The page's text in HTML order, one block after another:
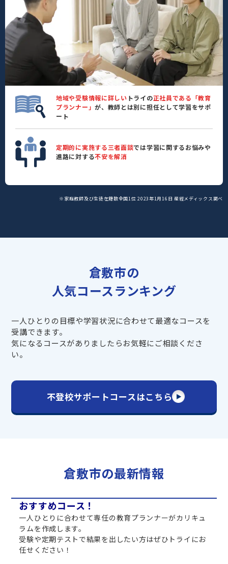
地域や受験情報に詳しい トライの正社員である「教育
プランナー」が、教師とは別に担任として学習をサポ
ート
定期的に実施する三者面談では学習に関するお悩みや
進路に対する不安を解消
※家庭教師及び生徒在籍数全国1位 2023年1月16日 産經メディックス調べ
倉敷市の
人気コースランキング
一人ひとりの目標や学習状況に合わせて最適なコースを
受講できます。
気になるコースがありましたらお気軽にご相談くださ
い。
不登校サポートコースはこちら
倉敷市の最新情報
おすすめコース！
一人ひとりに合わせて専任の教育プランナーがカリキュ
ラムを作成します。
受験や定期テストで結果を出したい方はぜひトライにお
任せください！